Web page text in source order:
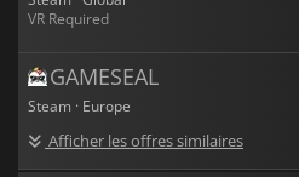
VR Required
GAMESEAL
Steam · Europe
Afficher les offres similaires